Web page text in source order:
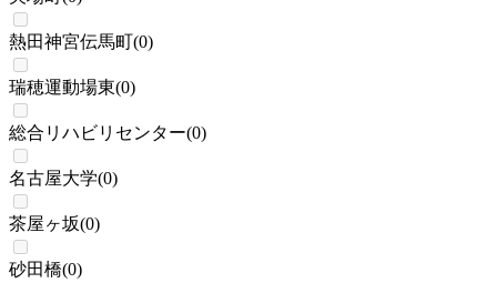
熱田神宮伝馬町(0)
瑞穂運動場東(0)
総合リハビリセンター(0)
名古屋大学(0)
茶屋ヶ坂(0)
砂田橋(0)